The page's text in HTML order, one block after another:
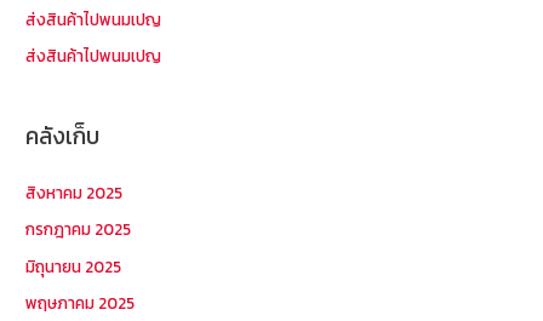
ส่งสินค้าไปพนมเปญ
ส่งสินค้าไปพนมเปญ
คลังเก็บ
สิงหาคม 2025
กรกฎาคม 2025
มิถุนายน 2025
พฤษภาคม 2025